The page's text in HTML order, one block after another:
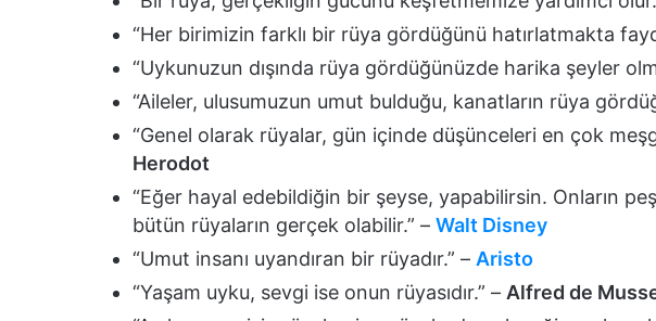
“Her birimizin farklı bir rüya gördüğünü hatırlatmakta
“Uykunuzun dışında rüya gördüğünüzde harika şeyler
“Aileler, ulusumuzun umut bulduğu, kanatların rüya
“Genel olarak rüyalar, gün içinde düşünceleri en çok
Herodot
“Eğer hayal edebildiğin bir şeyse, yapabilirsin. Onların
bütün rüyaların gerçek olabilir.” – Walt Disney
“Umut insanı uyandıran bir rüyadır.” – Aristo
“Yaşam uyku, sevgi ise onun rüyasıdır.” – Alfred de